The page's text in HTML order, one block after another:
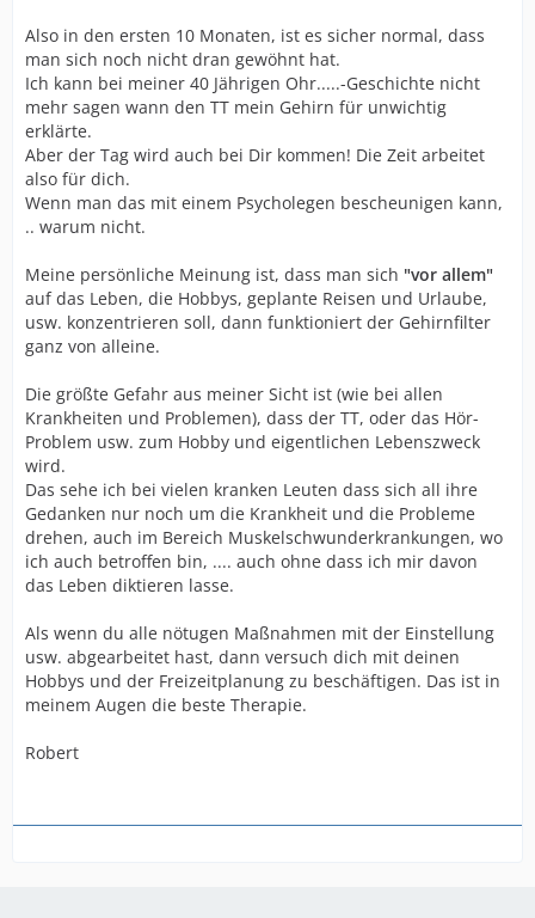
Also in den ersten 10 Monaten, ist es sicher normal, dass
man sich noch nicht dran gewöhnt hat.
Ich kann bei meiner 40 Jährigen Ohr.....-Geschichte nicht
mehr sagen wann den TT mein Gehirn für unwichtig
erklärte.
Aber der Tag wird auch bei Dir kommen! Die Zeit arbeitet
also für dich.
Wenn man das mit einem Psycholegen bescheunigen kann,
.. warum nicht.
Meine persönliche Meinung ist, dass man sich "vor allem"
auf das Leben, die Hobbys, geplante Reisen und Urlaube,
usw. konzentrieren soll, dann funktioniert der Gehirnfilter
ganz von alleine.
Die größte Gefahr aus meiner Sicht ist (wie bei allen
Krankheiten und Problemen), dass der TT, oder das Hör-
Problem usw. zum Hobby und eigentlichen Lebenszweck
wird.
Das sehe ich bei vielen kranken Leuten dass sich all ihre
Gedanken nur noch um die Krankheit und die Probleme
drehen, auch im Bereich Muskelschwunderkrankungen, wo
ich auch betroffen bin, .... auch ohne dass ich mir davon
das Leben diktieren lasse.
Als wenn du alle nötugen Maßnahmen mit der Einstellung
usw. abgearbeitet hast, dann versuch dich mit deinen
Hobbys und der Freizeitplanung zu beschäftigen. Das ist in
meinem Augen die beste Therapie.
Robert